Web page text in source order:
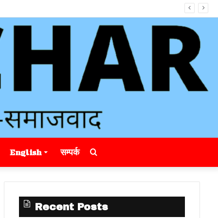
English सम्पर्क Search
for
Recent Posts